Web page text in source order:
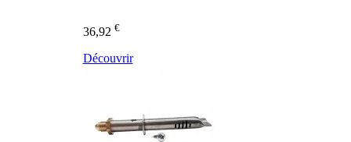
36,92 €
Découvrir